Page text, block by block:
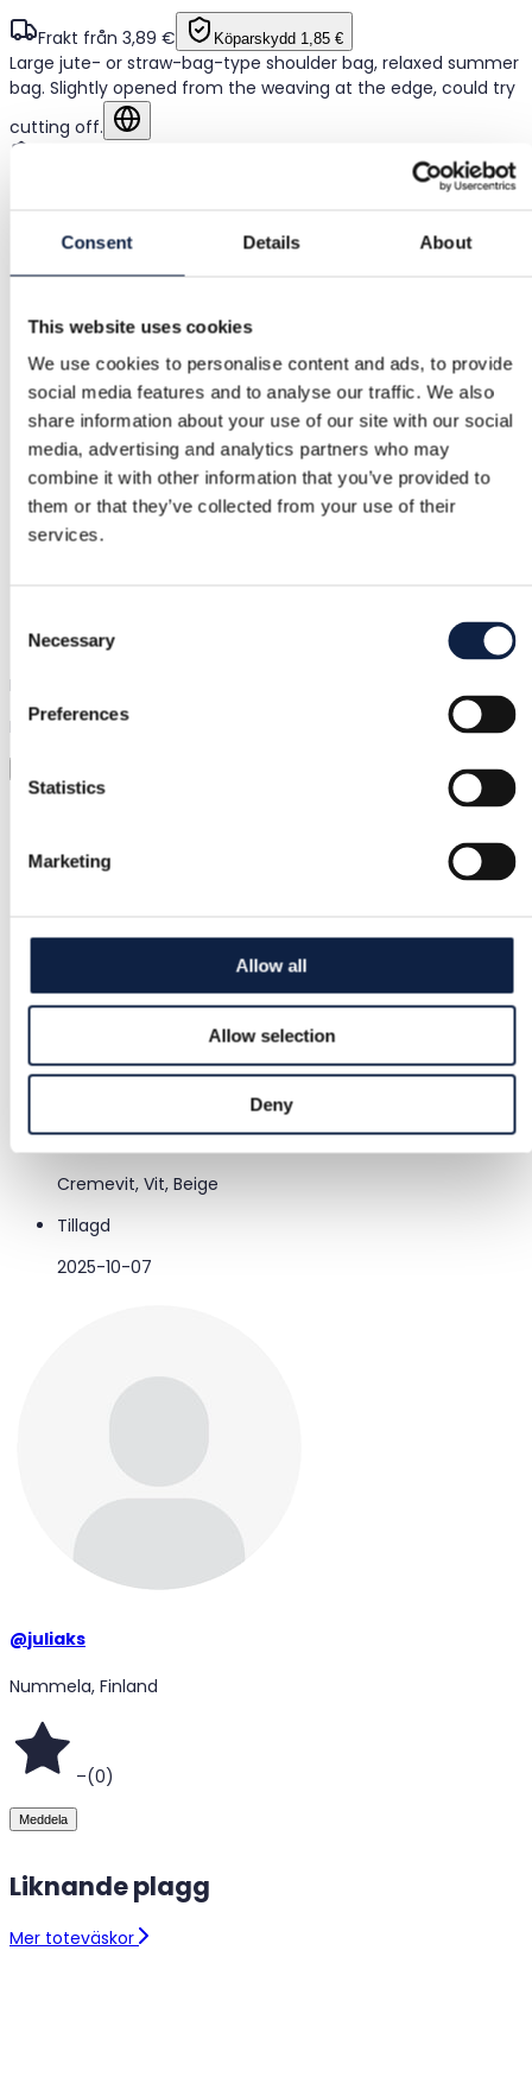
Consent Details About
This website uses cookies
We use cookies to personalise content and ads, to provide
social media features and to analyse our traffic. We also
share information about your use of our site with our social
media, advertising and analytics partners who may
combine it with other information that you’ve provided to
them or that they’ve collected from your use of their
services.
Selection
Necessary
Preferences
Statistics
Marketing
Allow all
Allow selection
Deny
Liknande plagg
Mer toteväskor
Large jute- or straw-bag-type shoulder bag, relaxed summer
bag. Slightly opened from the weaving at the edge, could try
cutting off.
Frakt från 3,89 € Köparskydd 1,85 €
Återbetalning om varan är felaktig eller inte som
beskriven
Säker betalning
Pengarna hålls tills du bekräftar att varan är ok.
Prova innan du köper
Ladda bara upp en bild och prova allt
Kvinnor
Bypias
Skick
Färg
Cremevit, Vit, Beige
Tillagd
2025-10-07
@juliaks
Nummela, Finland
–(0)
Meddela